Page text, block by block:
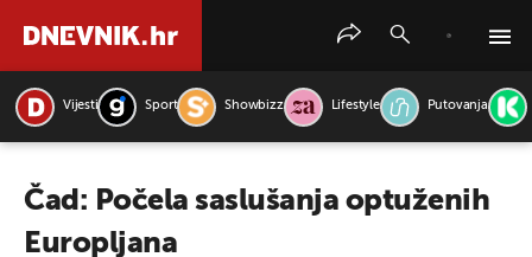
Vijesti Sport Showbizz Lifestyle Putovanja
Čad: Počela saslušanja optuženih
Europljana
PRETRAŽITE VIJESTI